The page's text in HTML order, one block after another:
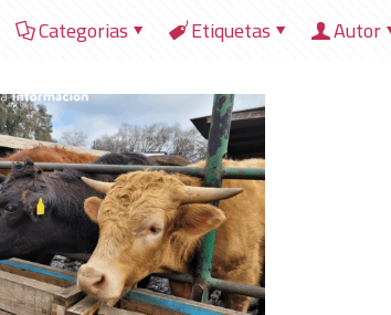
Categorias Etiquetas Autor